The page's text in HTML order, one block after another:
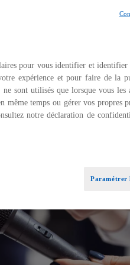
Schneider,
RSE d'Audencia,
s
’
o
v
r
e
o
n
t
s
’
o
v
r
e
o
u
o
l
e
pour vous identifier et identifier
expérience et pour faire de la
sont utilisés que lorsque vous les
même temps ou gérer vos propres
notre déclaration de
Paramétrer